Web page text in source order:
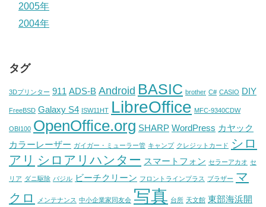
2005年
2004年
タグ
3Dプリンター 911 ADS-B Android BASIC brother C# CASIO DIY
FreeBSD Galaxy S4 ISW11HT LibreOffice MFC-9340CDW
OBI100 OpenOffice.org SHARP WordPress カヤック
カラーレーザー ガイガー・ミューラー管 キャンプ クレジットカード シロ
アリ シロアリハンター スマートフォン セラーアカオ セ
リア ダニ駆除 バジル ビーチクリーン フロントラインプラス ブラザー マ
クロ
メンテナンス 中小企業家同友会 写真 台所 天文館 東部海浜開